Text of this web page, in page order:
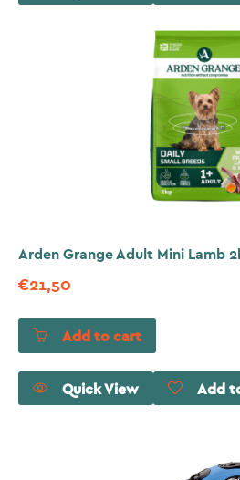
Arden Grange Adult Mini Lamb
€21,50
Add to cart
Quick View Add